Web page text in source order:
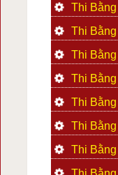
Thi
Thi
Thi
Thi
Thi
Thi
Thi